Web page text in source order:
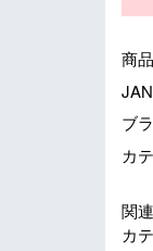
商
ブ
カ
関
カ